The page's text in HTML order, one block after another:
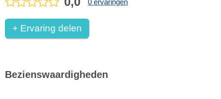
0 ervaringen
+ Ervaring delen
Bezienswaardigheden